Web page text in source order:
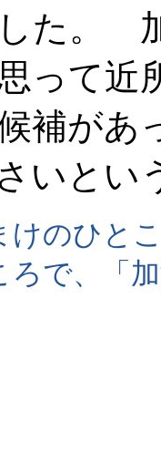
た。
って近
補があ
いとい
けのひと
で、「加